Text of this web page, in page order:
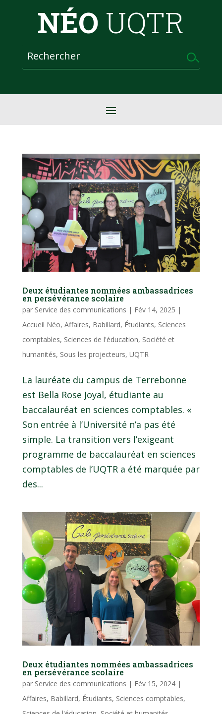
NÉO UQTR
Deux étudiantes nommées ambassadrices
en persévérance scolaire
par Service des communications | Fév 14, 2025 |
Accueil Néo, Affaires, Babillard, Étudiants, Sciences
comptables, Sciences de l'éducation, Société et
humanités, Sous les projecteurs, UQTR
La lauréate du campus de Terrebonne
est Bella Rose Joyal, étudiante au
baccalauréat en sciences comptables. «
Son entrée à l’Université n’a pas été
simple. La transition vers l’exigeant
programme de baccalauréat en sciences
comptables de l’UQTR a été marquée par
des...
Deux étudiantes nommées ambassadrices
en persévérance scolaire
par Service des communications | Fév 15, 2024|
Affaires, Babillard, Étudiants, Sciences comptables,